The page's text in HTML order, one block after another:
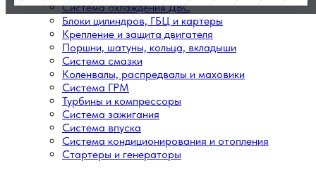
Система охлаждения ДВС
Блоки цилиндров, ГБЦ и картеры
Крепление и защита двигателя
Поршни, шатуны, кольца, вкладыши
Система смазки
Коленвалы, распредвалы и маховики
Система ГРМ
Турбины и компрессоры
Система зажигания
Система впуска
Система кондиционирования и отопления
Стартеры и генераторы